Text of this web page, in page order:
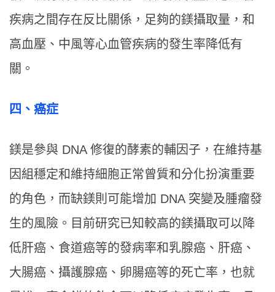
疾病之間存在反比關係，足夠的鎂攝取量，和
高血壓、中風等心血管疾病的發生率降低有
關。
四、癌症
鎂是參與 DNA 修復的酵素的輔因子，在維持基
因組穩定和維持細胞正常曾質和分化扮演重要
的角色，而缺鎂則可能增加 DNA 突變及腫瘤發
生的風險。目前研究已知較高的鎂攝取可以降
低肝癌、食道癌等的發病率和乳腺癌、肝癌、
大腸癌、攝護腺癌、卵腸癌等的死亡率，也就